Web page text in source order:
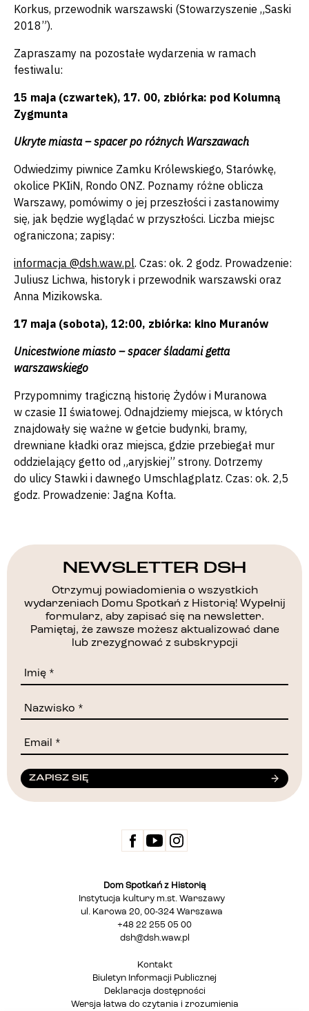
Korkus, przewodnik warszawski (Stowarzyszenie „Saski
2018”).
Zapraszamy na pozostałe wydarzenia w ramach
festiwalu:
15 maja (czwartek), 17. 00, zbiórka: pod Kolumną
Zygmunta
Ukryte miasta – spacer po różnych Warszawach
Odwiedzimy piwnice Zamku Królewskiego, Starówkę,
okolice PKIiN, Rondo ONZ. Poznamy różne oblicza
Warszawy, pomówimy o jej przeszłości i zastanowimy
się, jak będzie wyglądać w przyszłości. Liczba miejsc
ograniczona; zapisy:
informacja @dsh.waw.pl. Czas: ok. 2 godz. Prowadzenie:
Juliusz Lichwa, historyk i przewodnik warszawski oraz
Anna Mizikowska.
17 maja (sobota), 12:00, zbiórka: kino Muranów
Unicestwione miasto – spacer śladami getta
warszawskiego
Przypomnimy tragiczną historię Żydów i Muranowa
w czasie II światowej. Odnajdziemy miejsca, w których
znajdowały się ważne w getcie budynki, bramy,
drewniane kładki oraz miejsca, gdzie przebiegał mur
oddzielający getto od „aryjskiej” strony. Dotrzemy
do ulicy Stawki i dawnego Umschlagplatz. Czas: ok. 2,5
godz. Prowadzenie: Jagna Kofta.
NEWSLETTER DSH
Otrzymuj powiadomienia o wszystkich
wydarzeniach Domu Spotkań z Historią! Wypełnij
formularz, aby zapisać się na newsletter.
Pamiętaj, że zawsze możesz aktualizować dane
lub zrezygnować z subskrypcji
ZAPISZ SIĘ
Dom Spotkań z Historią
Instytucja kultury m.st. Warszawy
ul. Karowa 20, 00-324 Warszawa
+48 22 255 05 00
dsh@dsh.waw.pl
Kontakt
Biuletyn Informacji Publicznej
Deklaracja dostępności
Wersja łatwa do czytania i zrozumienia